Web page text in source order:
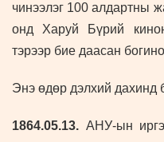
чинээлэг 100 алдартны
онд Харуй Бүрий
тэрээр бие даасан
Энэ өдөр дэлхий дахинд
1864.05.13. АНУ-ын